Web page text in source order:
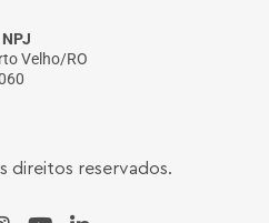
Velho/RO
direitos reservados.